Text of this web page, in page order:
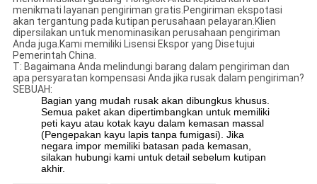
menikmati layanan pengiriman gratis.Pengiriman ekspotasi
akan tergantung pada kutipan perusahaan pelayaran.Klien
dipersilakan untuk menominasikan perusahaan pengiriman
Anda juga.Kami memiliki Lisensi Ekspor yang Disetujui
Pemerintah China.
T: Bagaimana Anda melindungi barang dalam pengiriman dan
apa persyaratan kompensasi Anda jika rusak dalam pengiriman?
SEBUAH:
Bagian yang mudah rusak akan dibungkus khusus.
Semua paket akan dipertimbangkan untuk memiliki
peti kayu atau kotak kayu dalam kemasan massal
(Pengepakan kayu lapis tanpa fumigasi). Jika
negara impor memiliki batasan pada kemasan,
silakan hubungi kami untuk detail sebelum kutipan
akhir.